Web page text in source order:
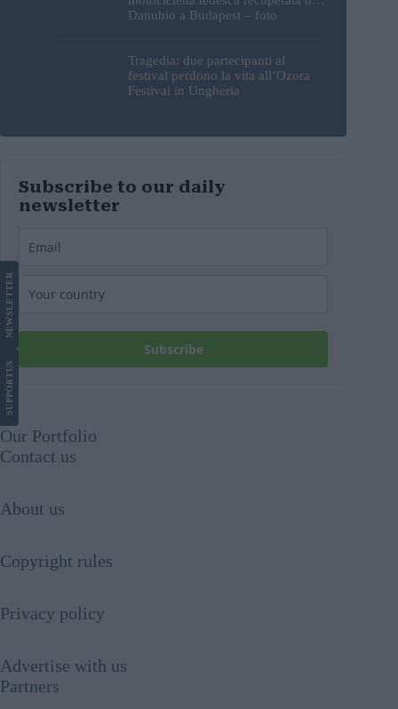
Danubio a Budapest – foto
Tragedia: due partecipanti al
festival perdono la vita all’Ozora
Festival in Ungheria
Subscribe to our daily
newsletter
Subscribe
SUPPORT
US
NEWS
LETTER
Our Portfolio
Contact us
About us
Copyright rules
Privacy policy
Advertise with us
Partners